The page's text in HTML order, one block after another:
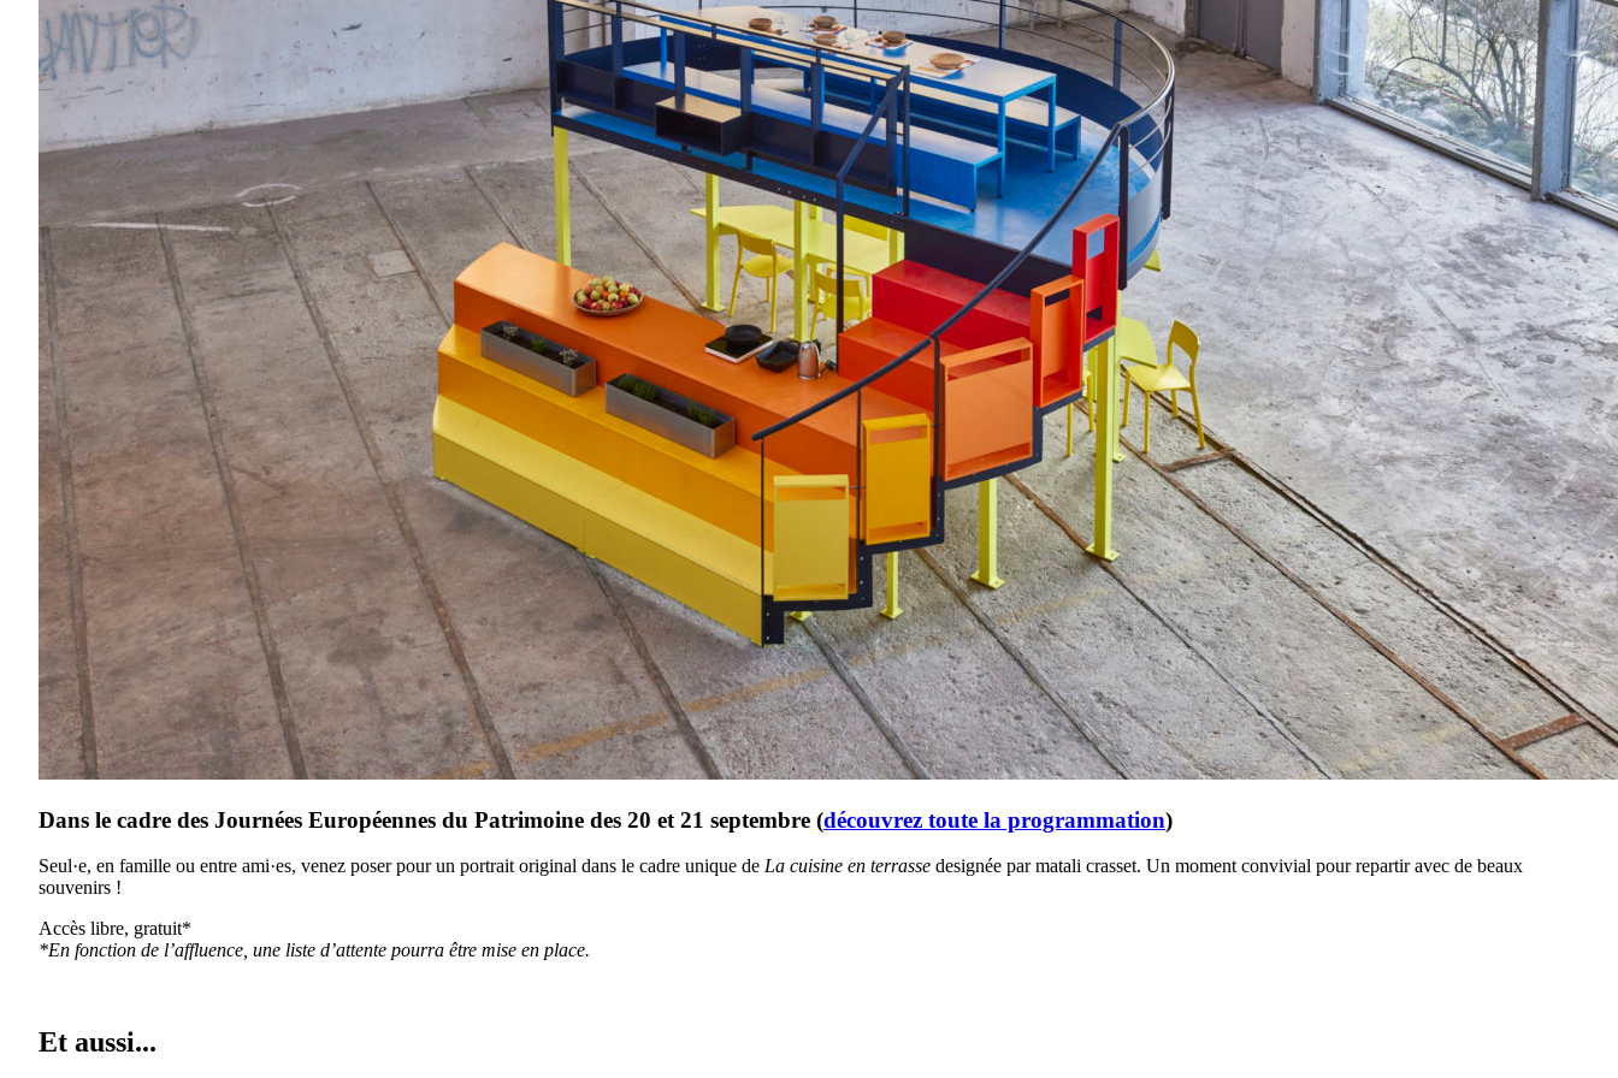
Dans le cadre des Journées Européennes du Patrimoine des 20 et 21 septembre (découvrez toute la programmation)
Seul·e, en famille ou entre ami·es, venez poser pour un portrait original dans le cadre unique de La cuisine en terrasse designée par matali crasset. Un moment convivial pour repartir avec de beaux
souvenirs !
Accès libre, gratuit*
*En fonction de l’affluence, une liste d’attente pourra être mise en place.
Et aussi...